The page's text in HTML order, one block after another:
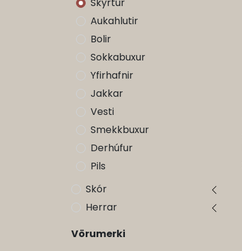
Aukahlutir
Bolir
Sokkabuxur
Yfirhafnir
Jakkar
Vesti
Smekkbuxur
Derhúfur
Pils
Skór
Herrar
Vörumerki